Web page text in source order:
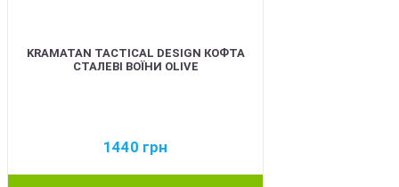
KRAMATAN TACTICAL DESIGN КОФТА
СТАЛЕВІ ВОЇНИ OLIVE
1440 грн